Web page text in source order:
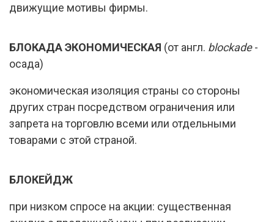
движущие мотивы фирмы.
БЛОКАДА ЭКОНОМИЧЕСКАЯ (от англ. blockade-
осада)
экономическая изоляция страны со стороны
других стран посредством ограничения или
запрета на торговлю всеми или отдельными
товарами с этой страной.
БЛОКЕЙДЖ
при низком спросе на акции: существенная